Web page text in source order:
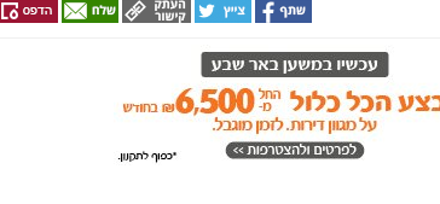
סורוקה מקבוצת כללית הודיע על מינויו של פרופ'
החולים סבן לילדים. פרופ' גולדברט נכנס לנעליו של
המייסד של בית החולים, שהוביל לאורך שנים את
רבות לקידום התחום בסורוקה ובנגב כולו.
בוגר לימודי רפואה ותואר שני בניהול מערכות בריאות